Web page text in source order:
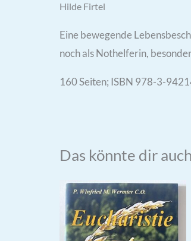
Hilde Firtel
Eine bewegende
noch als Nothelferin,
160 Seiten; ISBN 978-3-
Das könnte dir